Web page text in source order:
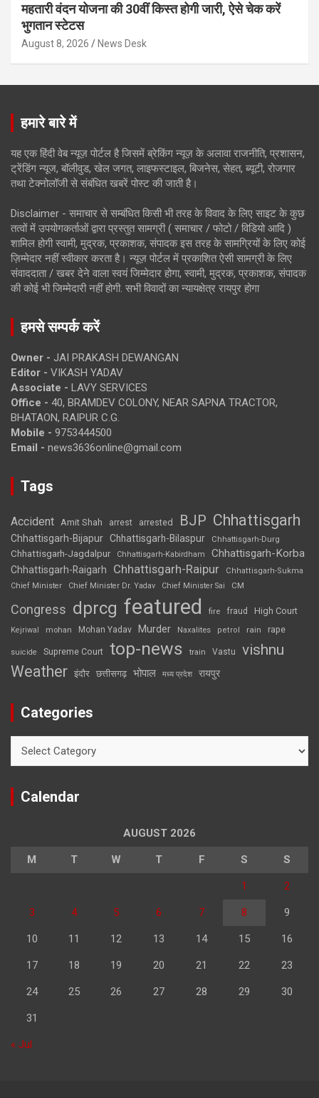
महतारी वंदन योजना की 30वीं किस्त होगी जारी, ऐसे चेक करें
भुगतान स्टेटस
August 8, 2026 News Desk
हमारे बारे में
यह एक हिंदी वेब न्यूज़ पोर्टल है जिसमें ब्रेकिंग न्यूज़ के अलावा राजनीति, प्रशासन,
ट्रेंडिंग न्यूज, बॉलीवुड, खेल जगत, लाइफस्टाइल, बिजनेस, सेहत, ब्यूटी, रोजगार
तथा टेक्नोलॉजी से संबंधित खबरें पोस्ट की जाती है।
Disclaimer - समाचार से सम्बंधित किसी भी तरह के विवाद के लिए साइट के कुछ
तत्वों में उपयोगकर्ताओं द्वारा प्रस्तुत सामग्री ( समाचार / फोटो / विडियो आदि )
शामिल होगी स्वामी, मुद्रक, प्रकाशक, संपादक इस तरह के सामग्रियों के लिए कोई
ज़िम्मेदार नहीं स्वीकार करता है। न्यूज़ पोर्टल में प्रकाशित ऐसी सामग्री के लिए
संवाददाता / खबर देने वाला स्वयं जिम्मेदार होगा, स्वामी, मुद्रक, प्रकाशक, संपादक
की कोई भी जिम्मेदारी नहीं होगी. सभी विवादों का न्यायक्षेत्र रायपुर होगा
हमसे सम्पर्क करें
Owner - JAI PRAKASH DEWANGAN
Editor - VIKASH YADAV
Associate - LAVY SERVICES
Office - 40, BRAMDEV COLONY, NEAR SAPNA TRACTOR,
BHATAON, RAIPUR C.G.
Mobile - 9753444500
Email - news3636online@gmail.com
Tags
Accident Amit Shah arrest arrested BJP Chhattisgarh
Chhattisgarh-Bijapur Chhattisgarh-Bilaspur Chhattisgarh-Durg
Chhattisgarh-Jagdalpur Chhattisgarh-Kabirdham Chhattisgarh-Korba
Chhattisgarh-Raigarh Chhattisgarh-Raipur
Chhattisgarh-Sukma
Chief Minister
Chief Minister Dr. Yadav Chief Minister Sai CM
Congress dprcg featured fire fraud High Court
Kejriwal mohan Mohan Yadav Murder Naxalites petrol rain rape
suicide Supreme Court top-news train Vastu vishnu
Weather इंदौर छत्तीसगढ़ भोपाल मध्य प्रदेश रायपुर
Categories
Calendar
AUGUST 2026
M T W T F S S
1 2
3 4 5 6 7 8 9
10 11 12 13 14 15 16
17 18 19 20 21 22 23
24 25 26 27 28 29 30
31
« Jul